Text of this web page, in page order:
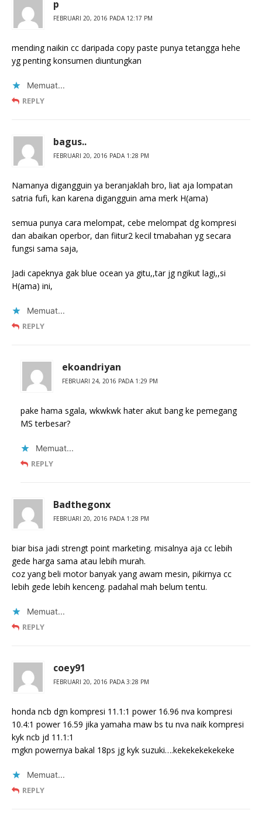
p
FEBRUARI 20, 2016 PADA 12:17 PM
mending naikin cc daripada copy paste punya tetangga hehe
yg penting konsumen diuntungkan
Memuat...
REPLY
bagus..
FEBRUARI 20, 2016 PADA 1:28 PM
Namanya digangguin ya beranjaklah bro, liat aja lompatan
satria fufi, kan karena digangguin ama merk H(ama)
semua punya cara melompat, cebe melompat dg kompresi
dan abaikan operbor, dan fiitur2 kecil tmabahan yg secara
fungsi sama saja,
Jadi capeknya gak blue ocean ya gitu,,tar jg ngikut lagi,,si
H(ama) ini,
Memuat...
REPLY
ekoandriyan
FEBRUARI 24, 2016 PADA 1:29 PM
pake hama sgala, wkwkwk hater akut bang ke pemegang
MS terbesar?
Memuat...
REPLY
Badthegonx
FEBRUARI 20, 2016 PADA 1:28 PM
biar bisa jadi strengt point marketing. misalnya aja cc lebih
gede harga sama atau lebih murah.
coz yang beli motor banyak yang awam mesin, pikirnya cc
lebih gede lebih kenceng. padahal mah belum tentu.
Memuat...
REPLY
coey91
FEBRUARI 20, 2016 PADA 3:28 PM
honda ncb dgn kompresi 11.1:1 power 16.96 nva kompresi
10.4:1 power 16.59 jika yamaha maw bs tu nva naik kompresi
kyk ncb jd 11.1:1
mgkn powernya bakal 18ps jg kyk suzuki….kekekekekekeke
Memuat...
REPLY